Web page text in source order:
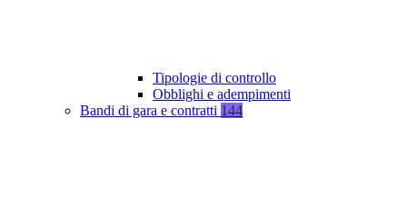
Tipologie di controllo
Obblighi e adempimenti
Bandi di gara e contratti 144